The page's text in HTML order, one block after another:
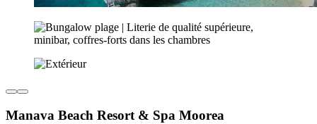
Manava Beach Resort & Spa Moorea